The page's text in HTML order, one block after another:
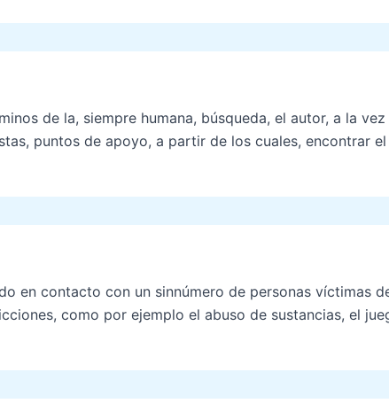
de la, siempre humana, búsqueda, el autor, a la
puntos de apoyo, a partir de los cuales, encontrar
en contacto con un sinnúmero de personas víctimas
como por ejemplo el abuso de sustancias, el